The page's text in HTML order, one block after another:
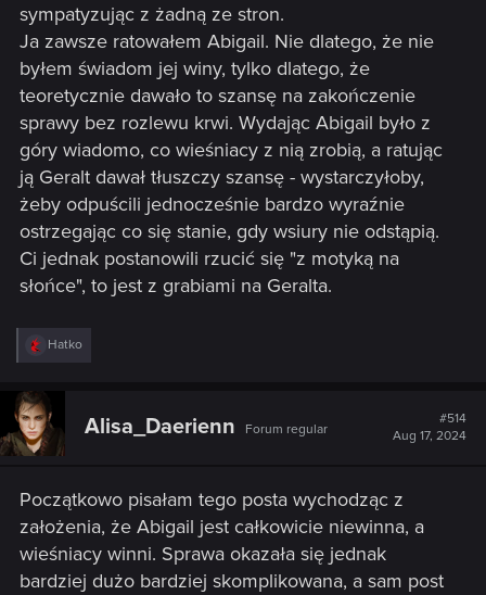
sympatyzując z żadną ze stron.
Ja zawsze ratowałem Abigail. Nie dlatego, że nie
byłem świadom jej winy, tylko dlatego, że
teoretycznie dawało to szansę na zakończenie
sprawy bez rozlewu krwi. Wydając Abigail było z
góry wiadomo, co wieśniacy z nią zrobią, a ratując
ją Geralt dawał tłuszczy szansę - wystarczyłoby,
żeby odpuścili jednocześnie bardzo wyraźnie
ostrzegając co się stanie, gdy wsiury nie odstąpią.
Ci jednak postanowili rzucić się "z motyką na
słońce", to jest z grabiami na Geralta.
R
e
t
i
o
:
Hatko
Alisa_Daerienn Forum regular
#514
Aug 17, 2024
Początkowo pisałam tego posta wychodząc z
założenia, że Abigail jest całkowicie niewinna, a
wieśniacy winni. Sprawa okazała się jednak
bardziej dużo bardziej skomplikowana, a sam post